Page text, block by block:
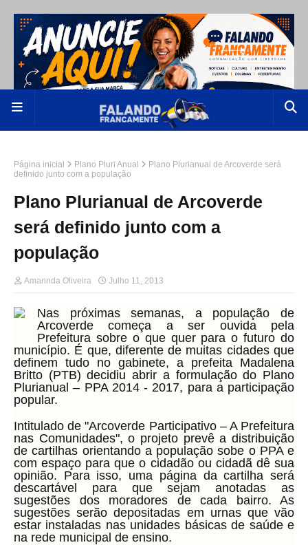
Página inicial Plano Pluri Anual
Plano Plurianual de Arcoverde será
definido junto com a população
Plano Plurianual de Arcoverde
será definido junto com a
população
Amannda Oliveira Julho 11, 2013
Nas próximas semanas, a população de
Arcoverde começa a ser ouvida pela
Prefeitura sobre o que quer para o futuro do
município. É que, diferente de muitas cidades que
definem tudo no gabinete, a prefeita Madalena
Britto (PTB) decidiu abrir a formulação do Plano
Plurianual – PPA 2014 - 2017, para a participação
popular.
Intitulado de "Arcoverde Participativo – A Prefeitura
nas Comunidades", o projeto prevê a distribuição
de cartilhas orientando a população sobe o PPA e
com espaço para que o cidadão ou cidadã dê sua
opinião. Para isso, uma página da cartilha será
descartável para que sejam anotadas as
sugestões dos moradores de cada bairro. As
sugestões serão depositadas em urnas que vão
estar instaladas nas unidades básicas de saúde e
na rede municipal de ensino.